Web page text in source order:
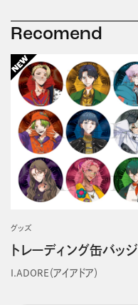
Recomend
グッズ
トレーディング缶バッジ
I.ADORE（アイアドア）